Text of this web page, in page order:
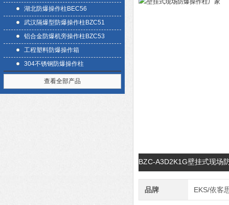
湖北防爆操作柱BEC56
武汉隔爆型防爆操作柱BZC51
铝合金防爆机旁操作柱BZC53
工程塑料防爆操作箱
304不锈钢防爆操作柱
查看全部产品
BZC-A3D2K1G壁挂式现场
品牌 EKS/依客